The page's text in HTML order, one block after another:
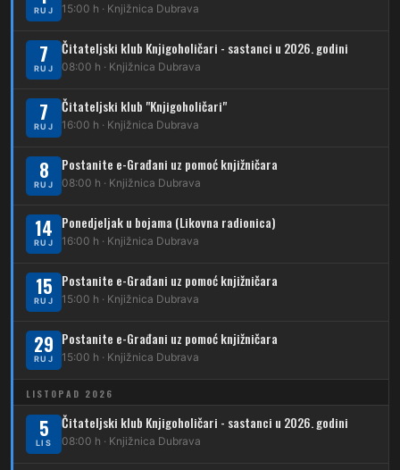
230 Dubrava – Granešinski Novaki
232 Dubrava – Jazbina
269
DUBEC
212
223 Dubec – Trnovčica – Dubrava
224 Dubec – Novoselec
261 Dubec – Sesvete – Goranec
262 Dubec – Sesvete – Planina Donja
263 Dubec – Sesvete–Kašina – Pl.Gornja
264 Dubec – Sesvete – Jesenovec
267
RUJ 15:00 h · Knjižnica Dubrava
7
RUJ
Čitateljski klub Knjigoholičari - sastanci u 2026. godini
08:00 h · Knjižnica Dubrava
7
RUJ
Čitateljski klub "Knjigoholičari"
16:00 h · Knjižnica Dubrava
8
RUJ
Postanite e-Građani uz pomoć knjižničara
08:00 h · Knjižnica Dubrava
14
RUJ
Ponedjeljak u bojama (Likovna radionica)
16:00 h · Knjižnica Dubrava
15
RUJ
Postanite e-Građani uz pomoć knjižničara
15:00 h · Knjižnica Dubrava
29
RUJ
Postanite e-Građani uz pomoć knjižničara
15:00 h · Knjižnica Dubrava
LISTOPAD 2026
5
LIS
Čitateljski klub Knjigoholičari - sastanci u 2026. godini
08:00 h · Knjižnica Dubrava